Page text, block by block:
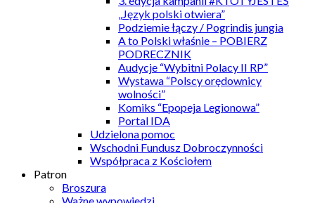
„Język polski otwiera”
Podziemie łączy / Pogrindis jungia
A to Polski właśnie – POBIERZ
PODRECZNIK
Audycje “Wybitni Polacy II RP”
Wystawa “Polscy orędownicy
wolności”
Komiks “Epopeja Legionowa”
Portal IDA
Udzielona pomoc
Wschodni Fundusz Dobroczynności
Współpraca z Kościołem
Patron
Broszura